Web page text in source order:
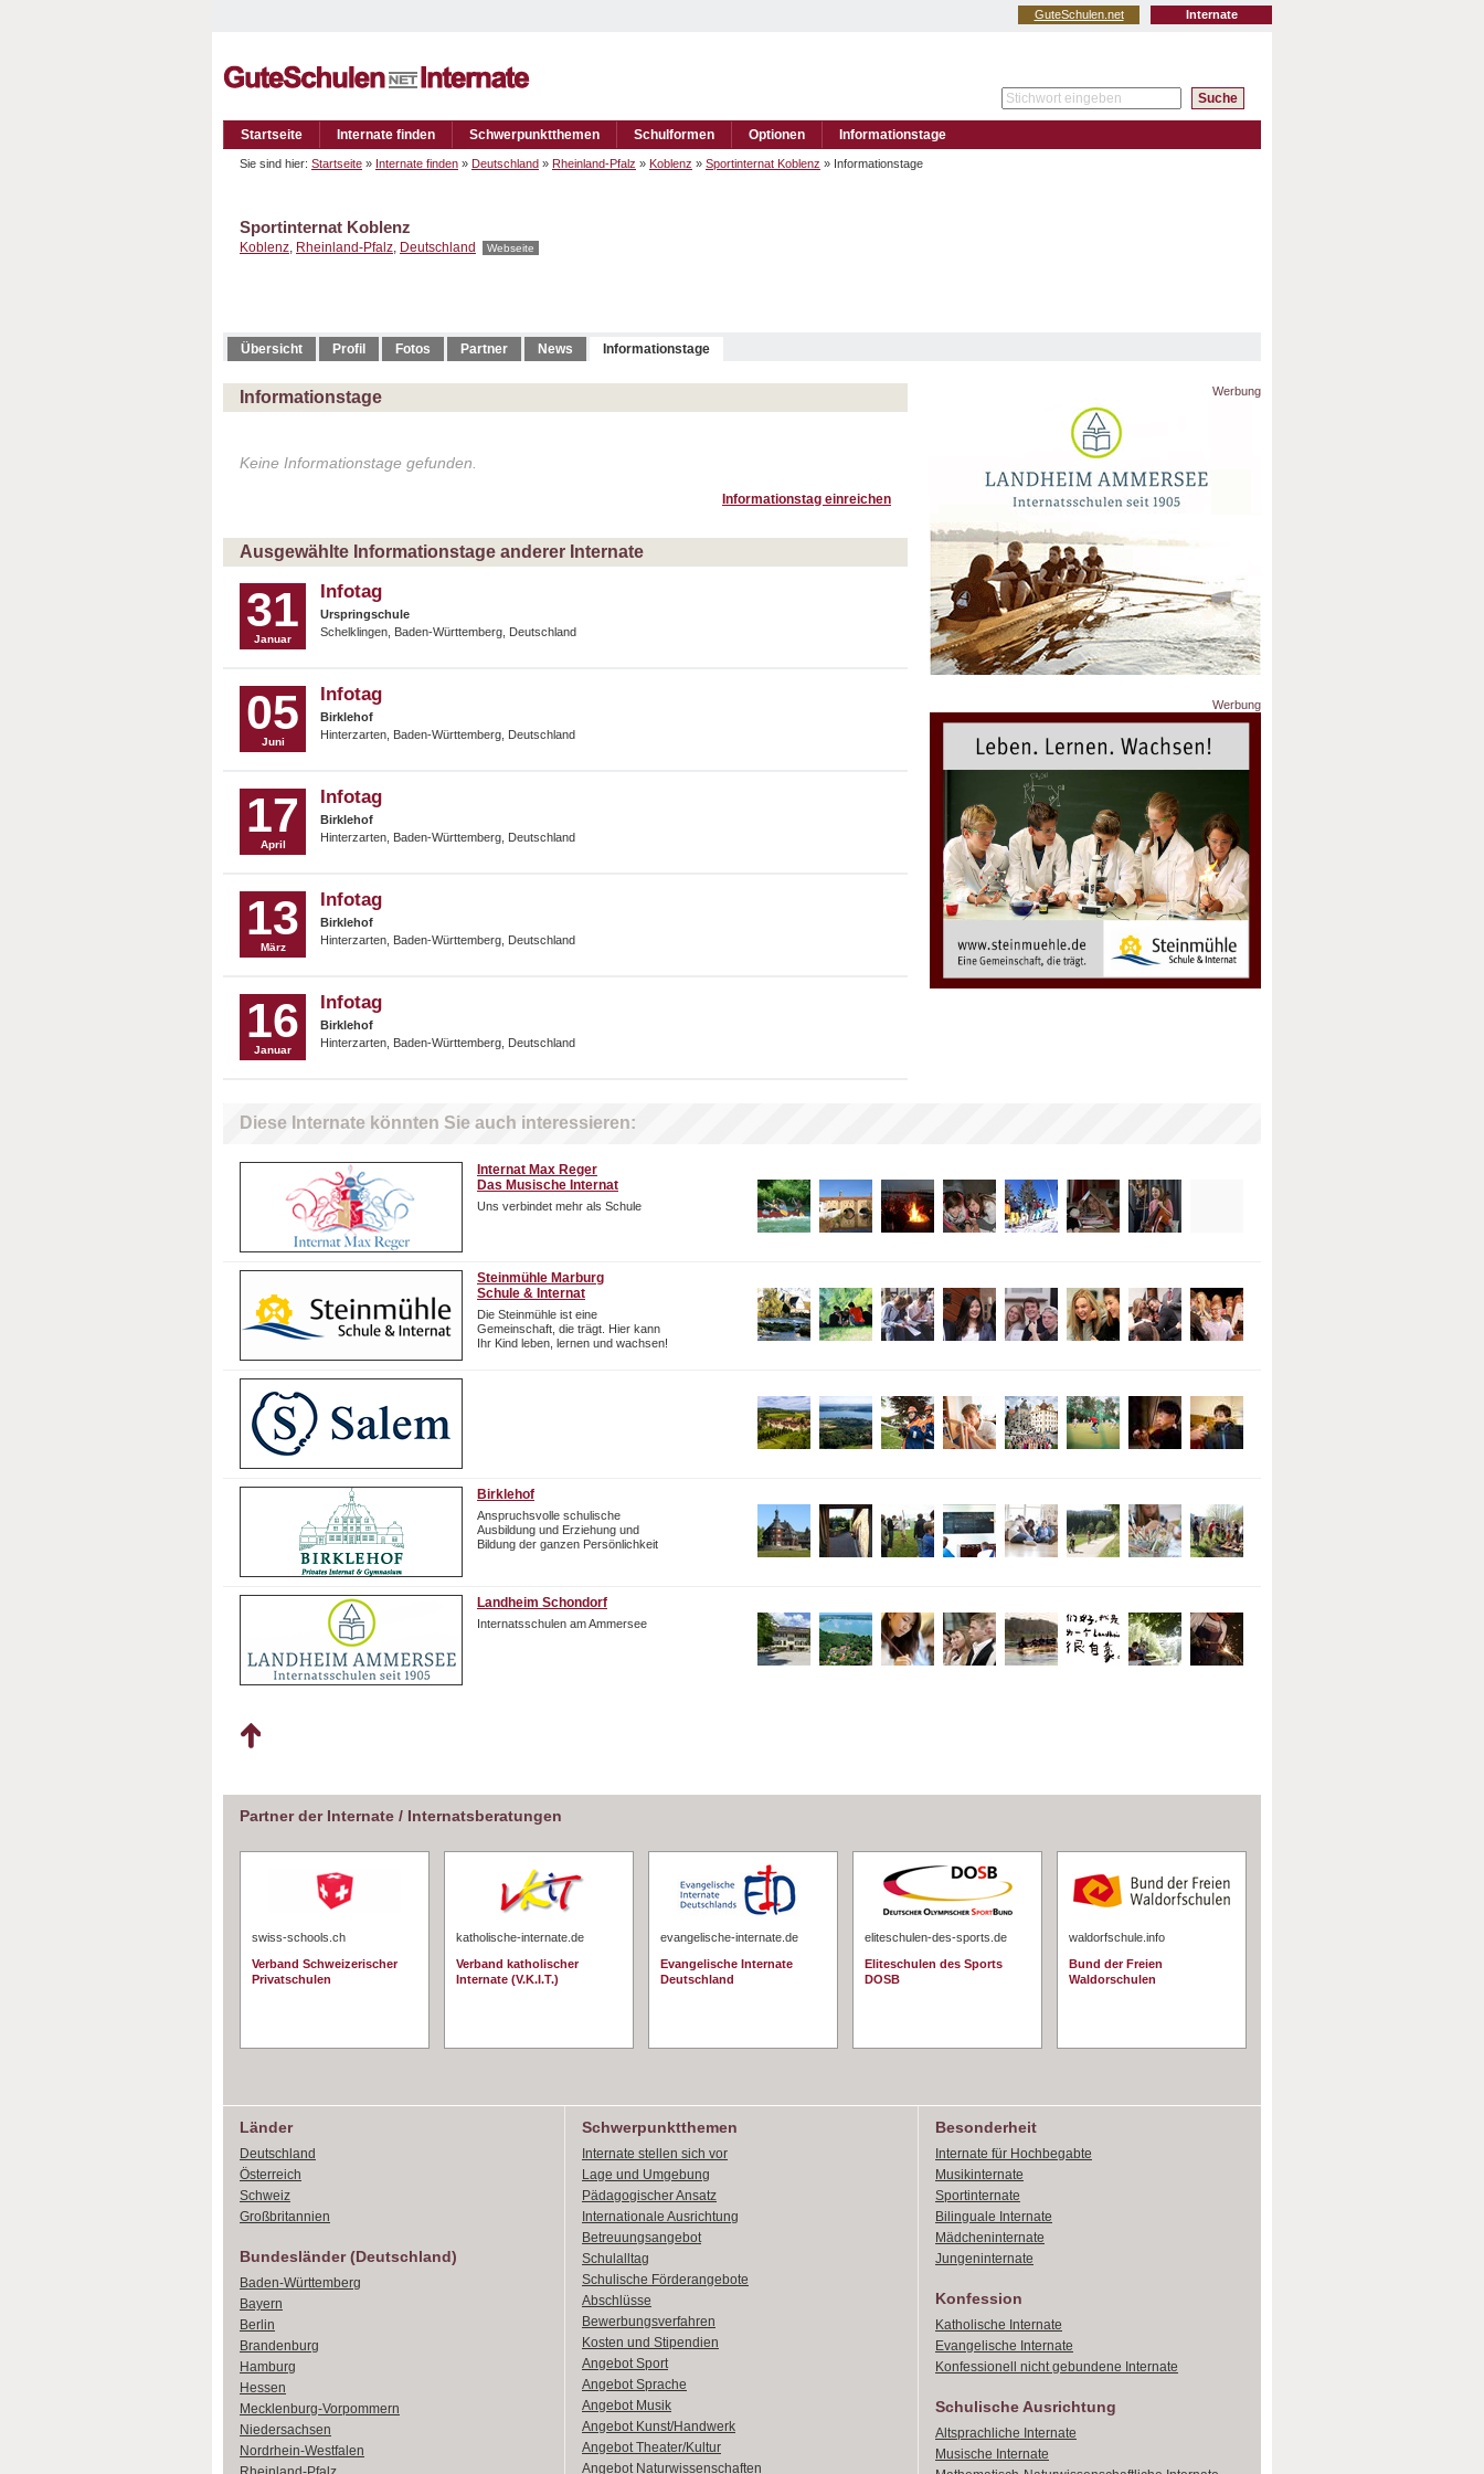
Internate
GuteSchulen.net
Startseite Internate finden Schwerpunktthemen Schulformen Optionen Informationstage
Sie sind hier: Startseite » Internate finden » Deutschland » Rheinland-Pfalz » Koblenz » Sportinternat Koblenz » Informationstage
Sportinternat Koblenz
Koblenz, Rheinland-Pfalz, Deutschland Webseite
Übersicht Profil Fotos Partner News Informationstage
Informationstage
Keine Informationstage gefunden.
Informationstag einreichen
Ausgewählte Informationstage anderer Internate
31
Januar
Infotag
Urspringschule
Schelklingen, Baden-Württemberg, Deutschland
05
Juni
Infotag
Birklehof
Hinterzarten, Baden-Württemberg, Deutschland
17
April
Infotag
Birklehof
Hinterzarten, Baden-Württemberg, Deutschland
13
März
Infotag
Birklehof
Hinterzarten, Baden-Württemberg, Deutschland
16
Januar
Infotag
Birklehof
Hinterzarten, Baden-Württemberg, Deutschland
Werbung
Werbung
Diese Internate könnten Sie auch interessieren:
Internat Max Reger
Das Musische Internat
Uns verbindet mehr als Schule
Steinmühle Marburg
Schule & Internat
Die Steinmühle ist eine
Gemeinschaft, die trägt. Hier kann
Ihr Kind leben, lernen und wachsen!
Birklehof
Anspruchsvolle schulische
Ausbildung und Erziehung und
Bildung der ganzen Persönlichkeit
Landheim Schondorf
Internatsschulen am Ammersee
Partner der Internate / Internatsberatungen
swiss-schools.ch
Verband Schweizerischer
Privatschulen
katholische-internate.de
Verband katholischer
Internate (V.K.I.T.)
evangelische-internate.de
Evangelische Internate
Deutschland
eliteschulen-des-sports.de
Eliteschulen des Sports
DOSB
waldorfschule.info
Bund der Freien
Waldorschulen
Länder
Deutschland
Österreich
Schweiz
Großbritannien
Bundesländer (Deutschland)
Baden-Württemberg
Bayern
Berlin
Brandenburg
Hamburg
Hessen
Mecklenburg-Vorpommern
Niedersachsen
Nordrhein-Westfalen
Schwerpunktthemen
Internate stellen sich vor
Lage und Umgebung
Pädagogischer Ansatz
Internationale Ausrichtung
Betreuungsangebot
Schulalltag
Schulische Förderangebote
Abschlüsse
Bewerbungsverfahren
Kosten und Stipendien
Angebot Sport
Angebot Sprache
Angebot Musik
Angebot Kunst/Handwerk
Angebot Theater/Kultur
Angebot Naturwissenschaften
Besonderheit
Internate für Hochbegabte
Musikinternate
Sportinternate
Bilinguale Internate
Mädcheninternate
Jungeninternate
Konfession
Katholische Internate
Evangelische Internate
Konfessionell nicht gebundene Internate
Schulische Ausrichtung
Altsprachliche Internate
Musische Internate